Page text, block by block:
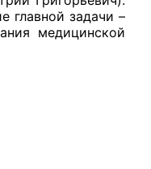
главной задачи –
медицинской